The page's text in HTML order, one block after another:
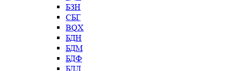
БЗН
СБГ
BQX
БДН
БДМ
БДФ
БДЛ